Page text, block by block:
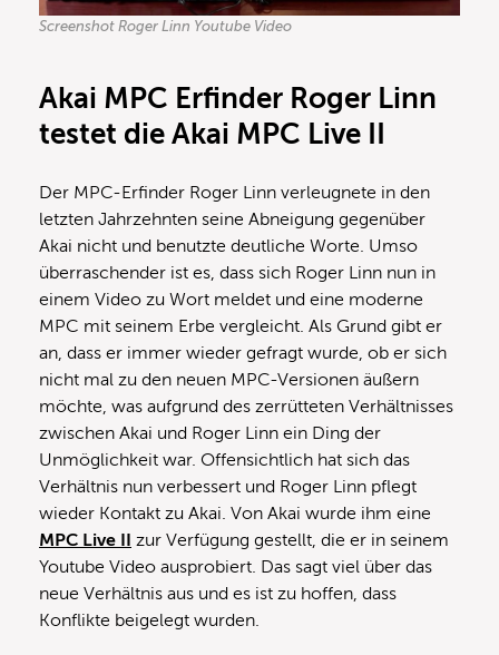
Screenshot Roger Linn Youtube Video
Akai MPC Erfinder Roger Linn
testet die Akai MPC Live II
Der MPC-Erfinder Roger Linn verleugnete in den
letzten Jahrzehnten seine Abneigung gegenüber
Akai nicht und benutzte deutliche Worte. Umso
überraschender ist es, dass sich Roger Linn nun in
einem Video zu Wort meldet und eine moderne
MPC mit seinem Erbe vergleicht. Als Grund gibt er
an, dass er immer wieder gefragt wurde, ob er sich
nicht mal zu den neuen MPC-Versionen äußern
möchte, was aufgrund des zerrütteten Verhältnisses
zwischen Akai und Roger Linn ein Ding der
Unmöglichkeit war. Offensichtlich hat sich das
Verhältnis nun verbessert und Roger Linn pflegt
wieder Kontakt zu Akai. Von Akai wurde ihm eine
MPC Live II zur Verfügung gestellt, die er in seinem
Youtube Video ausprobiert. Das sagt viel über das
neue Verhältnis aus und es ist zu hoffen, dass
Konflikte beigelegt wurden.